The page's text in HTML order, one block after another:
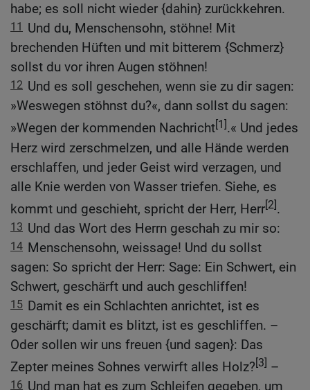
habe; es soll nicht wieder {dahin} zurückkehren.
11 Und du, Menschensohn, stöhne! Mit
brechenden Hüften und mit bitterem {Schmerz}
sollst du vor ihren Augen stöhnen!
12 Und es soll geschehen, wenn sie zu dir sagen:
»Weswegen stöhnst du?«, dann sollst du sagen:
»Wegen der kommenden Nachricht[1].« Und jedes
Herz wird zerschmelzen, und alle Hände werden
erschlaffen, und jeder Geist wird verzagen, und
alle Knie werden von Wasser triefen. Siehe, es
kommt und geschieht, spricht der Herr, Herr[2].
13 Und das Wort des Herrn geschah zu mir so:
14 Menschensohn, weissage! Und du sollst
sagen: So spricht der Herr: Sage: Ein Schwert, ein
Schwert, geschärft und auch geschliffen!
15 Damit es ein Schlachten anrichtet, ist es
geschärft; damit es blitzt, ist es geschliffen. –
Oder sollen wir uns freuen {und sagen}: Das
Zepter meines Sohnes verwirft alles Holz?[3] –
16 Und man hat es zum Schleifen gegeben, um